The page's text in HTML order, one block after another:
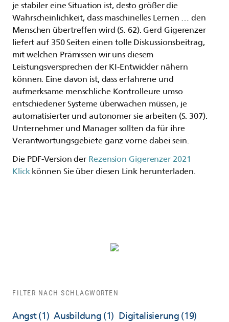
je stabiler eine Situation ist, desto größer die
Wahrscheinlichkeit, dass maschinelles Lernen … den
Menschen übertreffen wird (S. 62). Gerd Gigerenzer
liefert auf 350 Seiten einen tolle Diskussionsbeitrag,
mit welchen Prämissen wir uns diesem
Leistungsversprechen der KI-Entwickler nähern
können. Eine davon ist, dass erfahrene und
aufmerksame menschliche Kontrolleure umso
entschiedener Systeme überwachen müssen, je
automatisierter und autonomer sie arbeiten (S. 307).
Unternehmer und Manager sollten da für ihre
Verantwortungsgebiete ganz vorne dabei sein.
Die PDF-Version der Rezension Gigerenzer 2021
Klickkönnen Sie über diesen Link herunterladen.
FILTER NACH SCHLAGWORTEN
Angst(1) Ausbildung (1) Digitalisierung (19)